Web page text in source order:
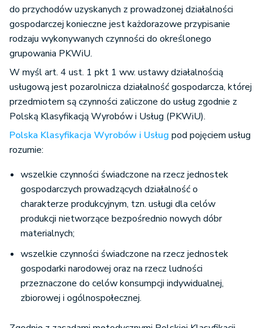
do przychodów uzyskanych z prowadzonej działalności
gospodarczej konieczne jest każdorazowe przypisanie
rodzaju wykonywanych czynności do określonego
grupowania PKWiU.
W myśl art. 4 ust. 1 pkt 1 ww. ustawy działalnością
usługową jest pozarolnicza działalność gospodarcza, której
przedmiotem są czynności zaliczone do usług zgodnie z
Polską Klasyfikacją Wyrobów i Usług (PKWiU).
Polska Klasyfikacja Wyrobów i Usług pod pojęciem usług
rozumie:
wszelkie czynności świadczone na rzecz jednostek
gospodarczych prowadzących działalność o
charakterze produkcyjnym, tzn. usługi dla celów
produkcji nietworzące bezpośrednio nowych dóbr
materialnych;
wszelkie czynności świadczone na rzecz jednostek
gospodarki narodowej oraz na rzecz ludności
przeznaczone do celów konsumpcji indywidualnej,
zbiorowej i ogólnospołecznej.